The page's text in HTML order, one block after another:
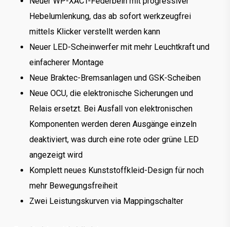
Hebelumlenkung, das ab sofort werkzeugfrei
mittels Klicker verstellt werden kann
Neuer LED-Scheinwerfer mit mehr Leuchtkraft und
einfacherer Montage
Neue Braktec-Bremsanlagen und GSK-Scheiben
Neue OCU, die elektronische Sicherungen und
Relais ersetzt. Bei Ausfall von elektronischen
Komponenten werden deren Ausgänge einzeln
deaktiviert, was durch eine rote oder grüne LED
angezeigt wird
Komplett neues Kunststoffkleid-Design für noch
mehr Bewegungsfreiheit
Zwei Leistungskurven via Mappingschalter